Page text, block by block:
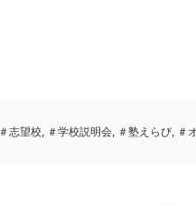
＃志望校, ＃学校説明会, ＃塾えらび, ＃